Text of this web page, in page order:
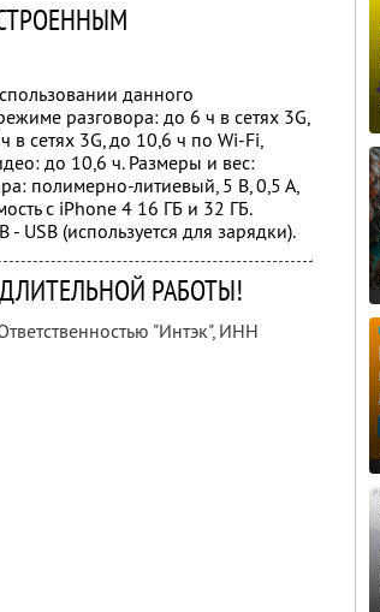
данного
разговора: до 6 ч в сетях 3G,
в сетях 3G, до 10,6 ч по Wi-Fi,
до 10,6 ч. Размеры и вес:
полимерно-литиевый, 5 В, 0,5 А,
с iPhone 4 16 ГБ и 32 ГБ.
USB (используется для зарядки).
РАБОТЫ!
"Интэк",ИНН